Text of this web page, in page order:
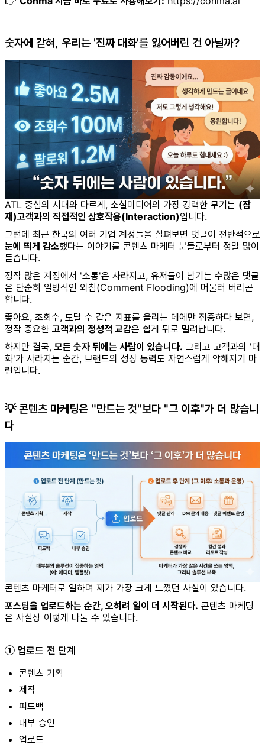
숫자에 갇혀, 우리는 '진짜 대화'를 잃어버린 건 아닐까?
ATL 중심의 시대와 다르게, 소셜미디어의 가장 강력한 무기는 (잠
재)고객과의 직접적인 상호작용(Interaction)입니다.
그런데 최근 한국의 여러 기업 계정들을 살펴보면 댓글이 전반적으로
눈에 띄게 감소했다는 이야기를 콘텐츠 마케터 분들로부터 정말 많이
듣습니다.
정작 많은 계정에서 '소통'은 사라지고, 유저들이 남기는 수많은 댓글
은 단순히 일방적인 외침(Comment Flooding)에 머물러 버리곤
합니다.
좋아요, 조회수, 도달 수 같은 지표를 올리는 데에만 집중하다 보면,
정작 중요한 고객과의 정성적 교감은 쉽게 뒤로 밀려납니다.
하지만 결국, 모든 숫자 뒤에는 사람이 있습니다. 그리고 고객과의 '대
화'가 사라지는 순간, 브랜드의 성장 동력도 자연스럽게 약해지기 마
련입니다.
💡 콘텐츠 마케팅은 "만드는 것"보다 "그 이후"가 더 많습니
다
콘텐츠 마케터로 일하며 제가 가장 크게 느꼈던 사실이 있습니다.
포스팅을 업로드하는 순간, 오히려 일이 더 시작된다. 콘텐츠 마케팅
은 사실상 이렇게 나눌 수 있습니다.
① 업로드 전 단계
콘텐츠 기획
제작
피드백
내부 승인
업로드